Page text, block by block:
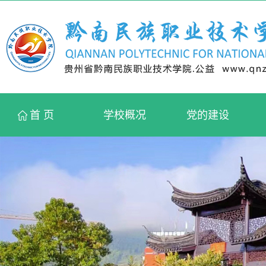
首 页 学校概况 党的建设